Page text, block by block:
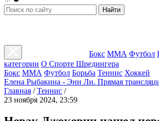
Найти
Бокс ММА Футбол
категории О Спорте Шредингера
Бокс ММА Футбол Борьба Теннис Хоккей
Елена Рыбакина - Энн Ли. Прямая
Главная / Теннис /
23 ноября 2024, 23:59